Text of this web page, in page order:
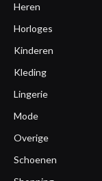
Heren
Horloges
Kinderen
Kleding
Lingerie
Mode
Overige
Schoenen